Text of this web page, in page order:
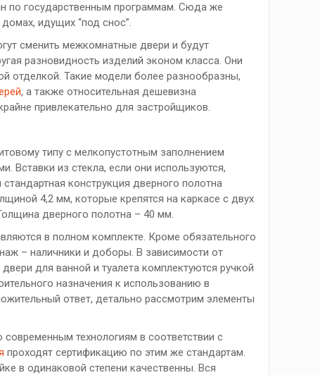
по государственным программам. Сюда же
идущих “под снос”.
сменить межкомнатные двери и будут
разновидность изделий эконом класса. Они
отделкой. Такие модели более разнообразны,
, а также относительная дешевизна
привлекательно для застройщиков.
типу с мелкопустотным заполнением
Вставки из стекла, если они используются,
конструкция дверного полотна
4,2 мм, которые крепятся на каркасе с двух
дверного полотна – 40 мм.
в полном комплекте. Кроме обязательного
– наличники и доборы. В зависимости от
для ванной и туалета комплектуются ручкой
назначения к использованию в
ответ, детально рассмотрим элементы
технологиям в соответствии с
проходят сертификацию по этим же стандартам.
в одинаковой степени качественны. Вся